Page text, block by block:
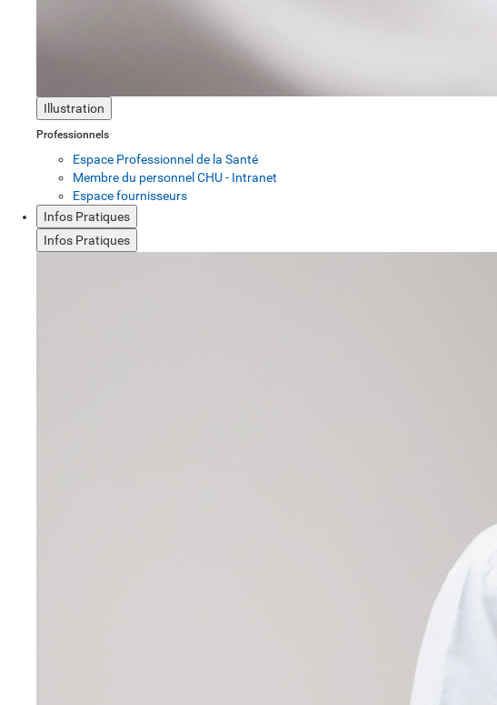
Illustration
Professionnels
Espace Professionnel de la Santé
Membre du personnel CHU - Intranet
Espace fournisseurs
Infos Pratiques
Infos Pratiques